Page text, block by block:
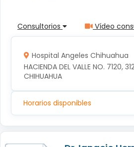
Consultorios Vídeo
Hospital Angeles Chihuahua
HACIENDA DEL VALLE NO. 7120,
CHIHUAHUA
Horarios disponibles